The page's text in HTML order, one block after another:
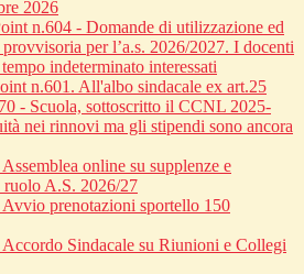
2026
n.604 - Domande di utilizzazione ed
provvisoria per l’a.s. 2026/2027. I docenti
indeterminato interessati
n.601. All'albo sindacale ex art.25
- Scuola, sottoscritto il CCNL 2025-
nei rinnovi ma gli stipendi sono ancora
online su supplenze e
A.S. 2026/27
prenotazioni sportello 150
Sindacale su Riunioni e Collegi